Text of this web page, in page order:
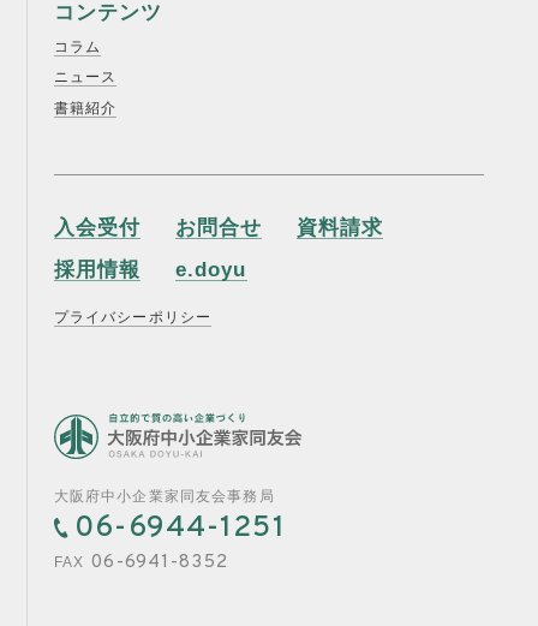
コンテンツ
コラム
ニュース
書籍紹介
入会受付 お問合せ
資料請求
採用情報
e.doyu
プライバシーポリシー
大阪府中小企業家同友会事務局
06-6944-1251
FAX 06-6941-8352